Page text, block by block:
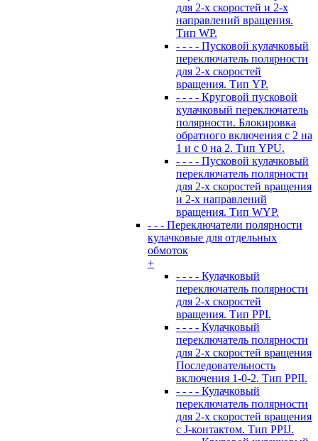
для 2-х скоростей и 2-х
направлений вращения.
Тип WP.
- - - - Пусковой кулачковый
переключатель полярности
для 2-х скоростей
вращения. Тип YP.
- - - - Круговой пусковой
кулачковый переключатель
полярности. Блокировка
обратного включения с 2 на
1 и с 0 на 2. Тип YPU.
- - - - Пусковой кулачковый
переключатель полярности
для 2-х скоростей вращения
и 2-х направлений
вращения. Тип WYP.
- - - Переключатели полярности
кулачковые для отдельных
обмоток
+
- - - - Кулачковый
переключатель полярности
для 2-х скоростей
вращения. Тип PPI.
- - - - Кулачковый
переключатель полярности
для 2-х скоростей вращения
Последовательность
включения 1-0-2. Тип PPII.
- - - - Кулачковый
переключатель полярности
для 2-х скоростей вращения
с J-контактом. Тип PPIJ.